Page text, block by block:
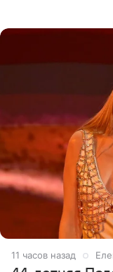
11 часов назад